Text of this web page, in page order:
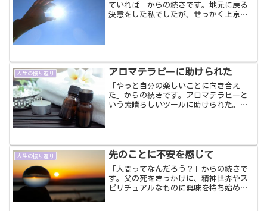
ていれば」からの続きです。地元に戻る
決意をした私でしたが、せっかく上京し
人生の振り返り アロマテラピーに助けられた
「やっと自分の楽しいことに向き合え
た」からの続きです。アロマテラピーと
いう素晴らしいツールに助けられた。充
人生の振り返り 先のことに不安を感じて
「人間ってなんだろう？」からの続きで
す。父の死をきっかけに、精神世界やス
ピリチュアルなものに興味を持ち始めた